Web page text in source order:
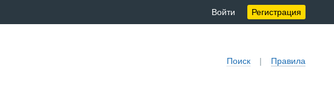
Войти Регистрация
Поиск | Правила